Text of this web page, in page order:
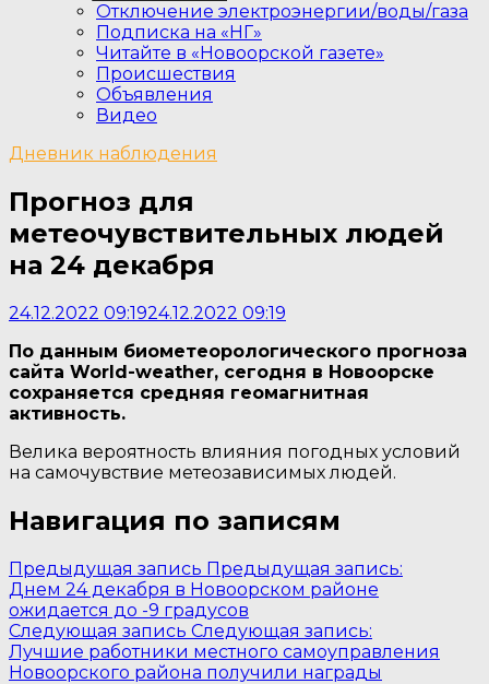
Отключение электроэнергии/воды/газа
Подписка на «НГ»
Читайте в «Новоорской газете»
Происшествия
Объявления
Видео
Дневник наблюдения
Прогноз для
метеочувствительных людей
на 24 декабря
24.12.2022 09:1924.12.2022 09:19
По данным биометеорологического прогноза
сайта World-weather, сегодня в Новоорске
сохраняется средняя геомагнитная
активность.
Велика вероятность влияния погодных условий
на самочувствие метеозависимых людей.
Навигация по записям
Предыдущая запись Предыдущая запись:
Днем 24 декабря в Новоорском районе
ожидается до -9 градусов
Следующая запись Следующая запись:
Лучшие работники местного самоуправления
Новоорского района получили награды